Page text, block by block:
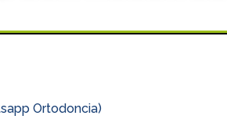
Ortodoncia)